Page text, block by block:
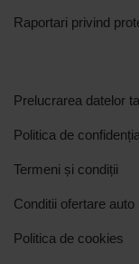
Raportari privind
Prelucrarea datelor
Politica de
Termeni și condiții
Conditii ofertare auto
Politica de cookies